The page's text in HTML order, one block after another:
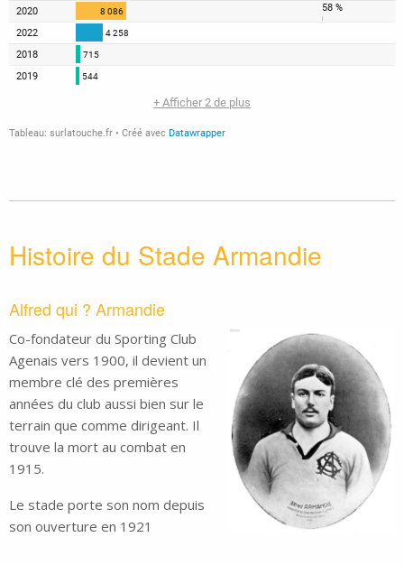
Histoire du Stade Armandie
Alfred qui ? Armandie
Co-fondateur du Sporting Club
Agenais vers 1900, il devient un
membre clé des premières
années du club aussi bien sur le
terrain que comme dirigeant. Il
trouve la mort au combat en
1915.
Le stade porte son nom depuis
son ouverture en 1921